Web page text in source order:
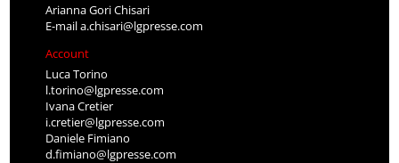
Arianna Gori Chisari
E-maila.chisari@lgpresse.com
Account
Luca Torino
l.torino@lgpresse.com
Ivana Cretier
i.cretier@lgpresse.com
Daniele Fimiano
d.fimiano@lgpresse.com